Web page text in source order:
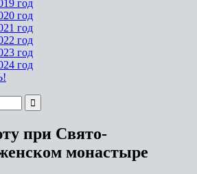
год
год
год
год
год
год
при Свято-
монастыре